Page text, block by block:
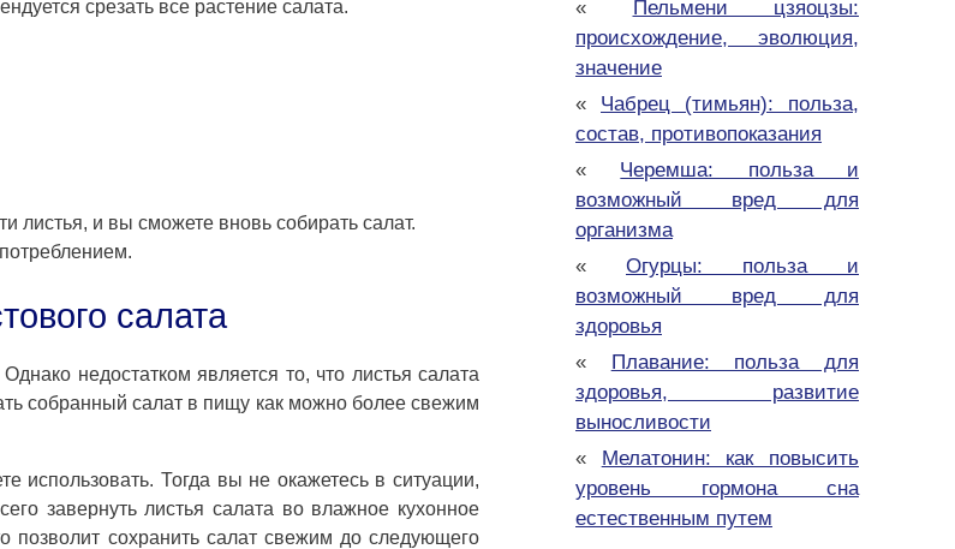
срезать все растение салата.
листья, и вы сможете вновь собирать салат.
салата
недостатком является то, что листья салата
собранный салат в пищу как можно более свежим
использовать. Тогда вы не окажетесь в ситуации,
завернуть листья салата во влажное кухонное
сохранить салат свежим до следующего
«
Пельмени цзяоцзы:
происхождение, эволюция,
значение
« Чабрец (тимьян): польза,
состав, противопоказания
« Черемша: польза и
возможный вред для
организма
« Огурцы: польза и
возможный вред для
здоровья
«
Плавание: польза для
здоровья, развитие
выносливости
«
Мелатонин: как повысить
уровень гормона сна
естественным путем